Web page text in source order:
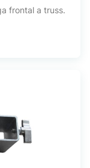
frontal a truss.